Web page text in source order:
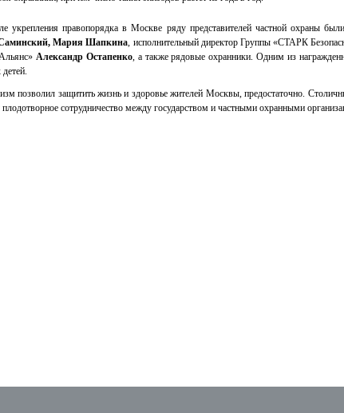
укрепления правопорядка в Москве ряду представителей частной охраны
Мария Шапкина, исполнительный директор Группы «СТАРК
Александр Остапенко, а также рядовые охранники. Одним из
позволил защитить жизнь и здоровье жителей Москвы, предостаточно.
сотрудничество между государством и частными охранными
КОНТАКТЫ